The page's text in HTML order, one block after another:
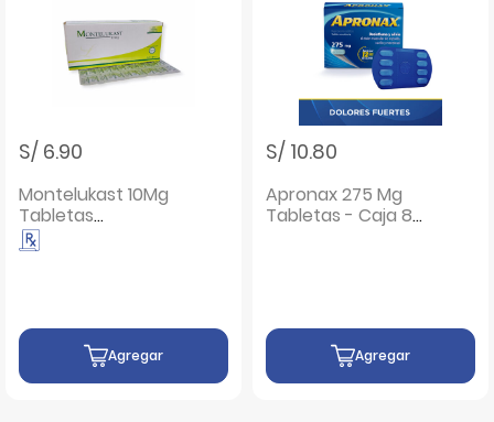
S/ 6.90
Montelukast 10Mg
Tabletas
Recubiertas -
Blíster 10 UN
Agregar
S/ 10.80
Apronax 275 Mg
Tabletas - Caja 8
Agregar